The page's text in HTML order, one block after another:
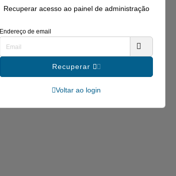
Recuperar acesso ao painel de administração
Endereço de email
Recuperar
Voltar ao login